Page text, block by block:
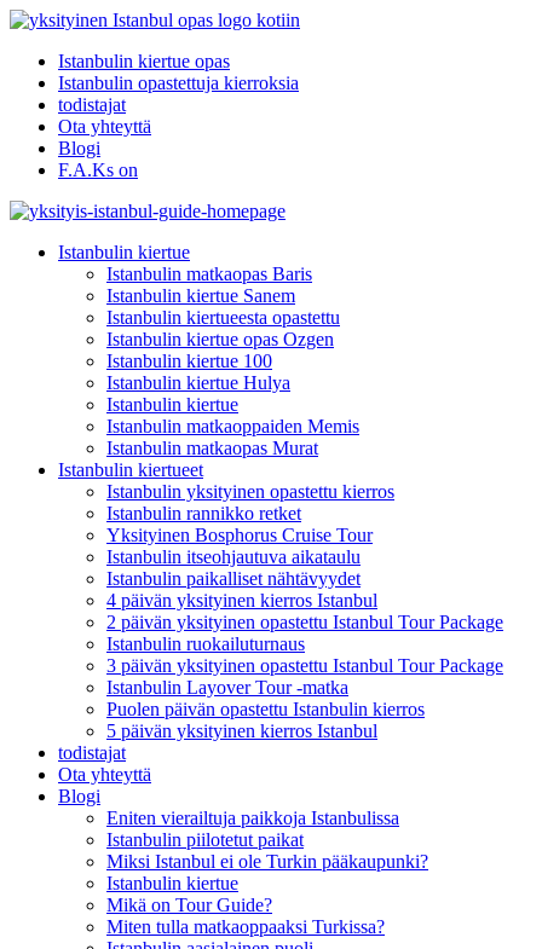
Istanbulin kiertue opas
Istanbulin opastettuja kierroksia
todistajat
Ota yhteyttä
Blogi
F.A.Ks on
Istanbulin kiertue
Istanbulin matkaopas Baris
Istanbulin kiertue Sanem
Istanbulin kiertueesta opastettu
Istanbulin kiertue opas Ozgen
Istanbulin kiertue 100
Istanbulin kiertue Hulya
Istanbulin kiertue
Istanbulin matkaoppaiden Memis
Istanbulin matkaopas Murat
Istanbulin kiertueet
Istanbulin yksityinen opastettu kierros
Istanbulin rannikko retket
Yksityinen Bosphorus Cruise Tour
Istanbulin itseohjautuva aikataulu
Istanbulin paikalliset nähtävyydet
4 päivän yksityinen kierros Istanbul
2 päivän yksityinen opastettu Istanbul Tour Package
Istanbulin ruokailuturnaus
3 päivän yksityinen opastettu Istanbul Tour Package
Istanbulin Layover Tour -matka
Puolen päivän opastettu Istanbulin kierros
5 päivän yksityinen kierros Istanbul
todistajat
Ota yhteyttä
Blogi
Eniten vierailtuja paikkoja Istanbulissa
Istanbulin piilotetut paikat
Miksi Istanbul ei ole Turkin pääkaupunki?
Istanbulin kiertue
Mikä on Tour Guide?
Miten tulla matkaoppaaksi Turkissa?